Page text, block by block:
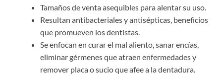
Tamaños de venta asequibles para alentar su uso.
Resultan antibacteriales y antisépticas, beneficios
que promueven los dentistas.
Se enfocan en curar el mal aliento, sanar encías,
eliminar gérmenes que atraen enfermedades y
remover placa o sucio que afee a la dentadura.